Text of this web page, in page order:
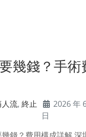
幾錢？手術
流,終止
2026 年
日
錢？費用構成詳解 深